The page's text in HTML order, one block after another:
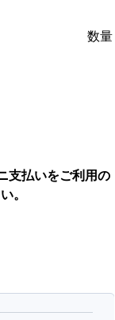
数量
支払いをご利用の
。